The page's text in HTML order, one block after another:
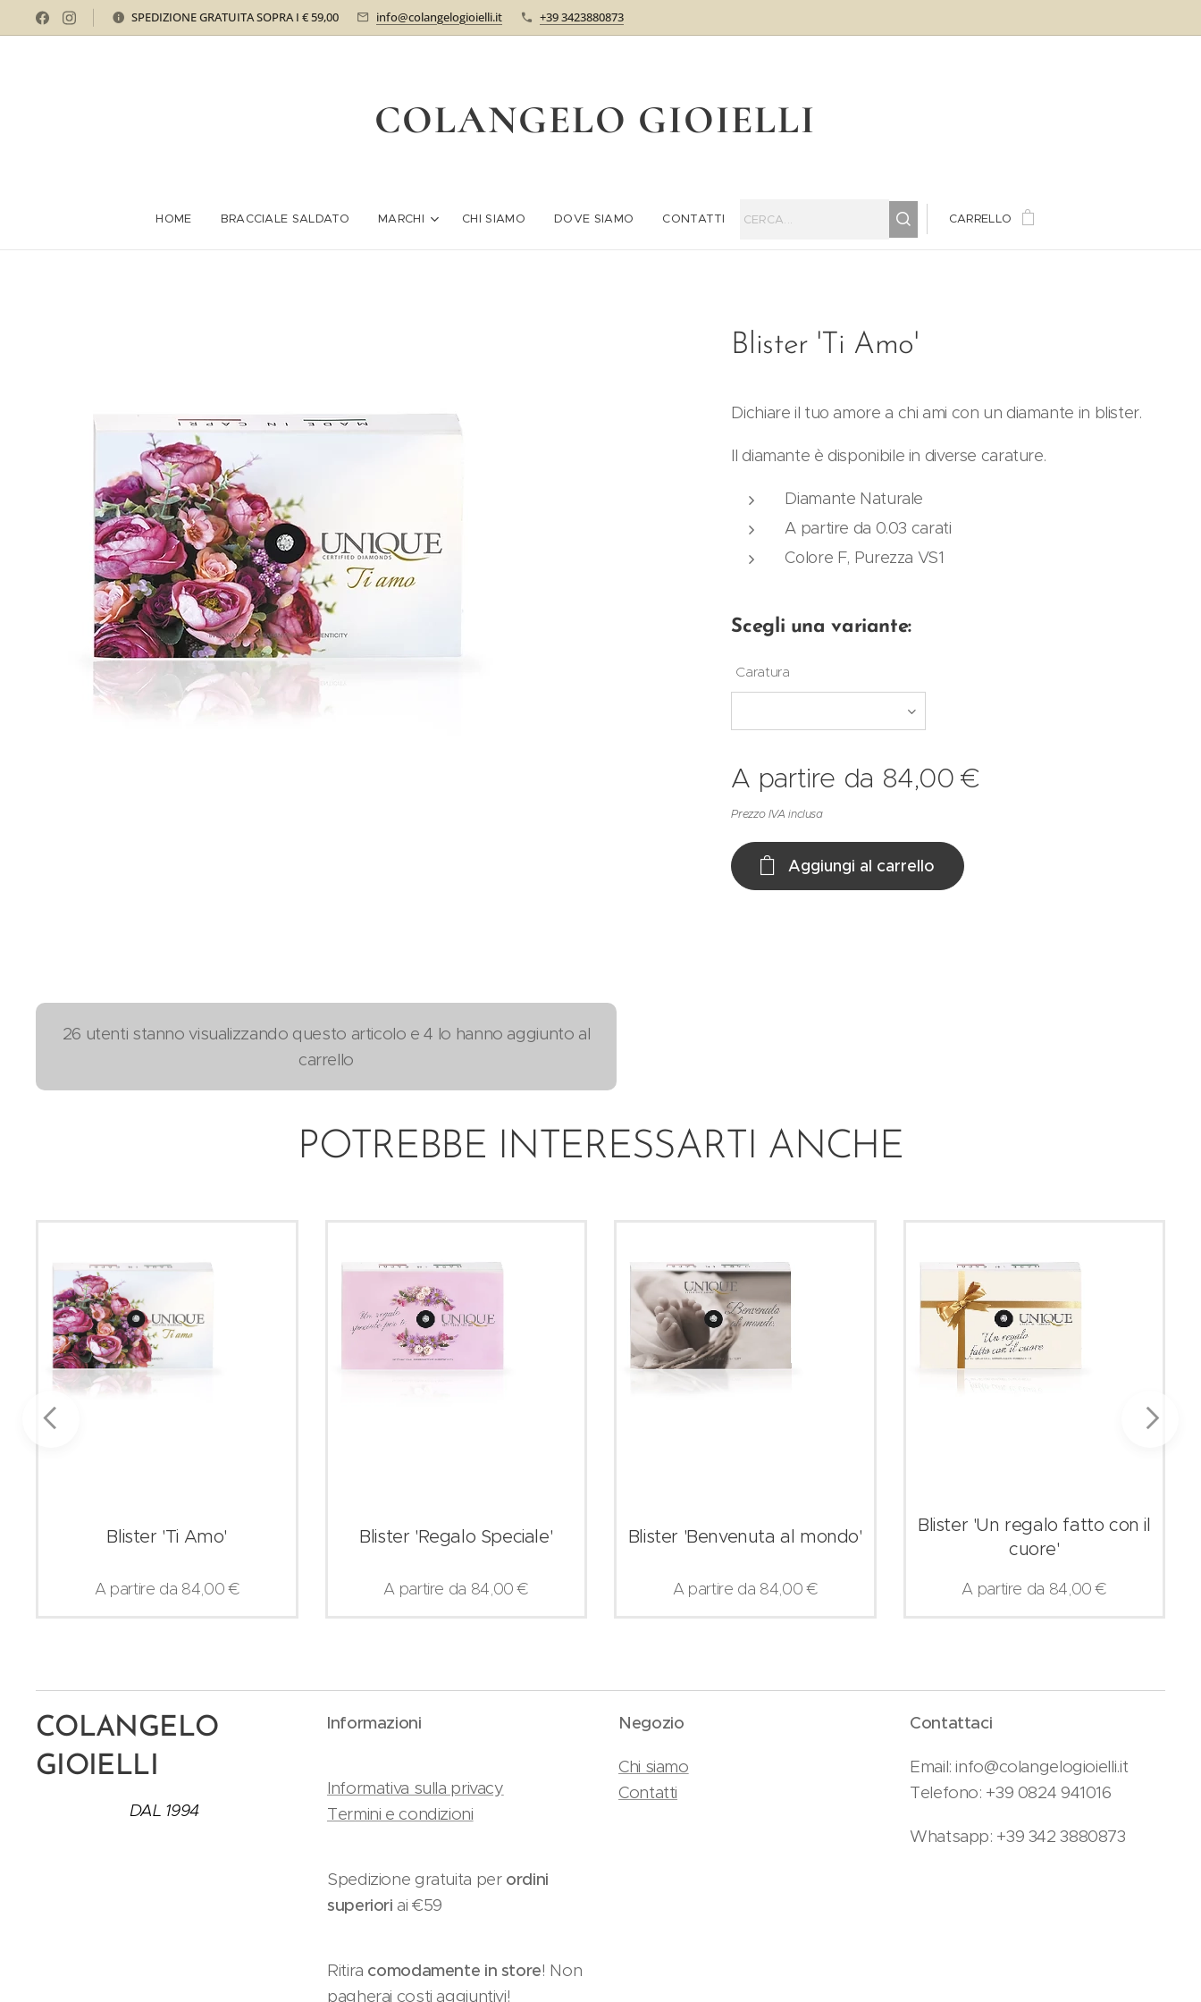
SPEDIZIONE GRATUITA SOPRA I € 59,00 info@colangelogioielli.it +39 3423880873
COLANGELO GIOIELLI
HOME BRACCIALE SALDATO MARCHI CHI SIAMO DOVE SIAMO CONTATTI CARRELLO
Blister 'Ti Amo'
Dichiare il tuo amore a chi ami con un diamante in blister.
Il diamante è disponibile in diverse carature.
Diamante Naturale
A partire da 0.03 carati
Colore F, Purezza VS1
Scegli una variante:
Caratura
A partire da 84,00 €
Prezzo IVA inclusa
Aggiungi al carrello
26 utenti stanno visualizzando questo articolo e 4 lo hanno aggiunto al
carrello
POTREBBE INTERESSARTI ANCHE
Blister 'Ti Amo'
A partire da 84,00€
Blister 'Regalo Speciale'
A partire da 84,00€
Blister 'Benvenuta al mondo'
A partire da 84,00€
Blister 'Un regalo fatto con il
cuore'
A partire da 84,00€
COLANGELO
GIOIELLI
DAL 1994
Informazioni
Informativa sulla privacy
Termini e condizioni
Spedizione gratuita perordini
superiori ai €59
Ritira comodamente in store! Non
pagherai costi aggiuntivi!
Negozio
Chi siamo
Contatti
Contattaci
Email: info@colangelogioielli.it
Telefono: +39 0824 941016
Whatsapp: +39 342 3880873